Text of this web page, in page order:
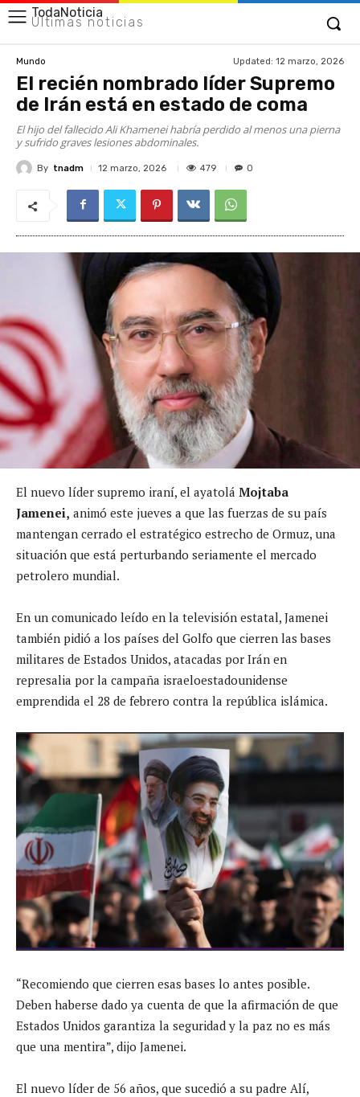
TodaNoticia
Últimas noticias
Mundo Updated: 12 marzo, 2026
El recién nombrado líder Supremo
de Irán está en estado de coma
El hijo del fallecido Ali Khamenei habría perdido al menos una pierna
y sufrido graves lesiones abdominales.
By tnadm 12 marzo, 2026 479 0
El nuevo líder supremo iraní, el ayatolá Mojtaba
Jamenei, animó este jueves a que las fuerzas de su país
mantengan cerrado el estratégico estrecho de Ormuz, una
situación que está perturbando seriamente el mercado
petrolero mundial.
En un comunicado leído en la televisión estatal, Jamenei
también pidió a los países del Golfo que cierren las bases
militares de Estados Unidos, atacadas por Irán en
represalia por la campaña israeloestadounidense
emprendida el 28 de febrero contra la república islámica.
“Recomiendo que cierren esas bases lo antes posible.
Deben haberse dado ya cuenta de que la afirmación de que
Estados Unidos garantiza la seguridad y la paz no es más
que una mentira”, dijo Jamenei.
El nuevo líder de 56 años, que sucedió a su padre Alí,